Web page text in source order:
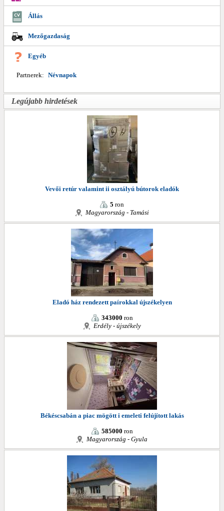
Állás
Mezőgazdaság
Egyéb
Partnerek: Névnapok
Legújabb hirdetések
Vevői retúr valamint ii osztályú bútorok eladók
5 ron
Magyarország - Tamási
Eladó ház rendezett paírokkal újszékelyen
343000 ron
Erdély - újszékely
Békéscsabán a piac mögött i emeleti felújított lakás
585000 ron
Magyarország - Gyula